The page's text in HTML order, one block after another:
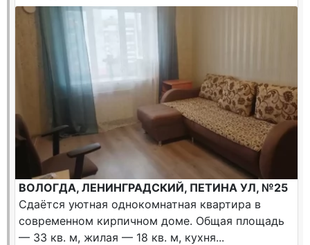
ВОЛОГДА, ЛЕНИНГРАДСКИЙ, ПЕТИНА УЛ, №25
Сдаётся уютная однокомнатная квартира в
современном кирпичном доме. Общая площадь
— 33 кв. м, жилая — 18 кв. м, кухня...